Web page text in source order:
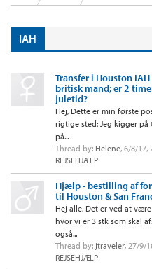
IAH
Transfer i Houston
britisk mand; er 2
juletid?
Hej, Dette er min første
rigtige sted; Jeg kigger på
på...
Thread by: Helene, 6/8/17,
REJSEHJÆLP
Hjælp - bestilling af
til Houston & San
Hej alle, Det er ved at
hvor vi er 3 stk som skal
også...
Thread by: jtraveler, 27/9/
REJSEHJÆLP